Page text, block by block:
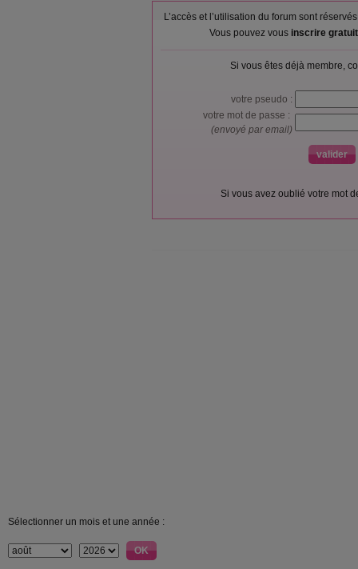
L’accès et l’utilisation du forum sont
Vous pouvez vous inscrire
Si vous êtes déjà membre,
votre pseudo :
votre mot de passe :
(envoyé par email)
Si vous avez oublié votre mot
Sélectionner un mois et une année :